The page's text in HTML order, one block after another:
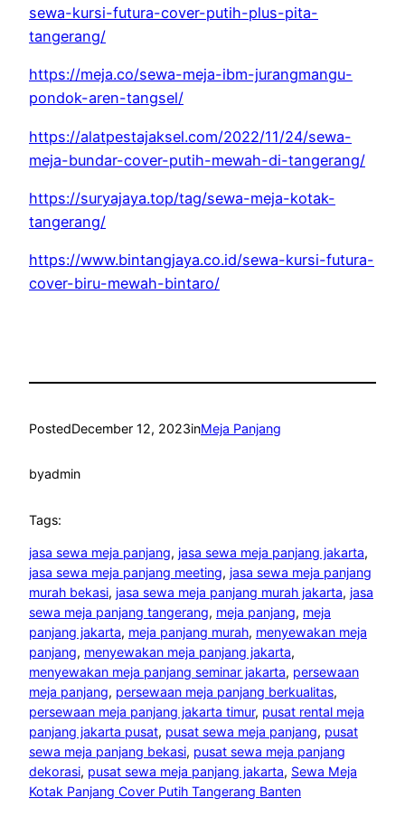
sewa-kursi-futura-cover-putih-plus-pita-
tangerang/
https://meja.co/sewa-meja-ibm-jurangmangu-
pondok-aren-tangsel/
https://alatpestajaksel.com/2022/11/24/sewa-
meja-bundar-cover-putih-mewah-di-tangerang/
https://suryajaya.top/tag/sewa-meja-kotak-
tangerang/
https://www.bintangjaya.co.id/sewa-kursi-futura-
cover-biru-mewah-bintaro/
PostedDecember 12, 2023inMeja Panjang
byadmin
Tags:
jasa sewa meja panjang, jasa sewa meja panjang jakarta
jasa sewa meja panjang meeting, jasa sewa meja panjang
murah bekasi, jasa sewa meja panjang murah jakarta, jasa
sewa meja panjang tangerang, meja panjang, meja
panjang jakarta, meja panjang murah, menyewakan meja
panjang, menyewakan meja panjang jakarta
menyewakan meja panjang seminar jakarta, persewaan
meja panjang, persewaan meja panjang berkualitas
persewaan meja panjang jakarta timur, pusat rental meja
panjang jakarta pusat, pusat sewa meja panjang, pusat
sewa meja panjang bekasi, pusat sewa meja panjang
dekorasi, pusat sewa meja panjang jakarta, Sewa Meja
Kotak Panjang Cover Putih Tangerang Banten